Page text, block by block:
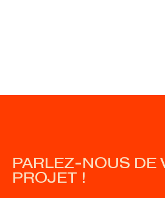
PARLEZ-NOUS DE
PROJET !